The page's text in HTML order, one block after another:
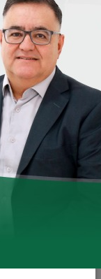
na data de hoje,
Toninho
acompanhar
meio de seu
de
sendo